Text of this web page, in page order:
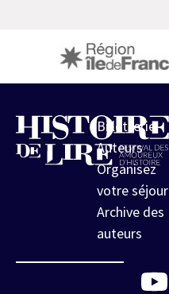
Billetterie
Auteurs
Organisez
votre séjour
Archive des
auteurs